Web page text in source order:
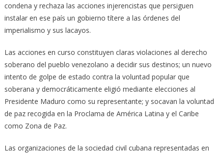
condena y rechaza las acciones injerencistas que persiguen
instalar en ese país un gobierno títere a las órdenes del
imperialismo y sus lacayos.
Las acciones en curso constituyen claras violaciones al derecho
soberano del pueblo venezolano a decidir sus destinos; un nuevo
intento de golpe de estado contra la voluntad popular que
soberana y democráticamente eligió mediante elecciones al
Presidente Maduro como su representante; y socavan la voluntad
de paz recogida en la Proclama de América Latina y el Caribe
como Zona de Paz.
Las organizaciones de la sociedad civil cubana representadas en